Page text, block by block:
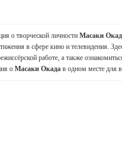
о творческой личности Масаки
в сфере кино и телевидения.
работе, а также
о Масаки Окада в одном месте для